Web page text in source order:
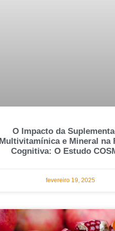
O Impacto da
Multivitamínica e Mineral na
Cognitiva: O Estudo
fevereiro 19, 2025